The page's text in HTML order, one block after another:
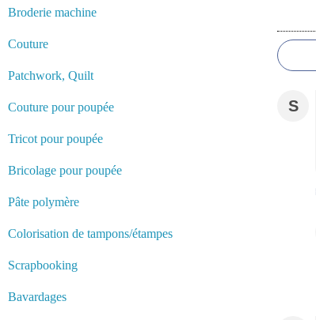
Broderie machine
Couture
Patchwork, Quilt
Couture pour poupée
Tricot pour poupée
Bricolage pour poupée
Pâte polymère
Colorisation de tampons/étampes
Scrapbooking
Bavardages
S